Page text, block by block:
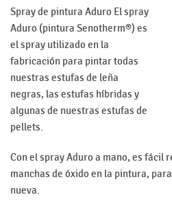
Spray de pintura Aduro El spray
Aduro (pintura Senotherm®) es
el spray utilizado en la
fabricación para pintar todas
nuestras estufas de leña
negras, las estufas híbridas y
algunas de nuestras estufas de
pellets.
Con el spray Aduro a mano, es fácil
manchas de óxido en la pintura,
nueva.